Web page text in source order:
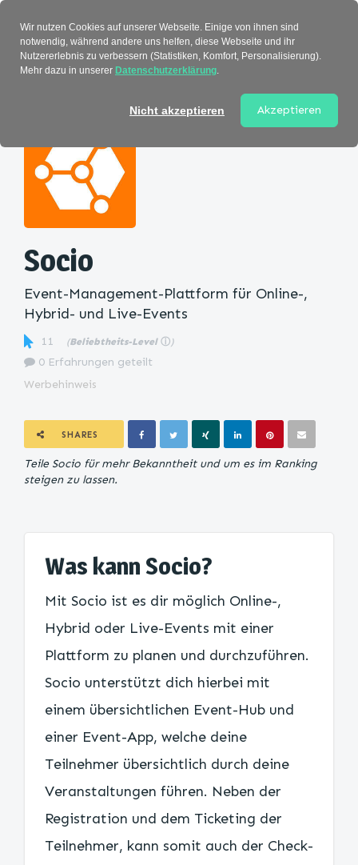
Socio
Event-Management-Plattform für Online-,
Hybrid- und Live-Events
11 (Beliebtheits-Level ⓘ )
0 Erfahrungen geteilt
Werbehinweis
SHARES
Teile Socio für mehr Bekanntheit und um es im Ranking
steigen zu lassen.
Was kann Socio?
Mit Socio ist es dir möglich Online-,
Hybrid oder Live-Events mit einer
Plattform zu planen und durchzuführen.
Socio unterstützt dich hierbei mit
einem übersichtlichen Event-Hub und
einer Event-App, welche deine
Teilnehmer übersichtlich durch deine
Veranstaltungen führen. Neben der
Registration und dem Ticketing der
Teilnehmer, kann somit auch der Check-
Wir nutzen Cookies auf unserer Webseite. Einige von ihnen sind
notwendig, während andere uns helfen, diese Webseite und ihr
Nutzererlebnis zu verbessern (Statistiken, Komfort, Personalisierung).
Mehr dazu in unserer Datenschutzerklärung.
Nicht akzeptieren Akzeptieren